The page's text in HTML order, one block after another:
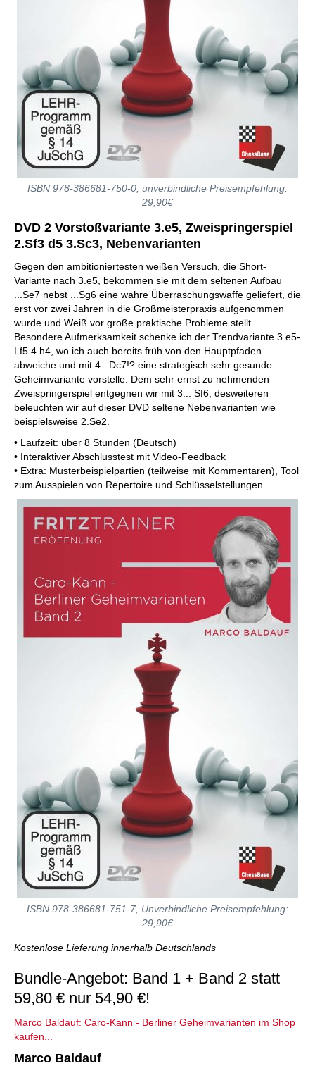
ISBN 978-386681-750-0, unverbindliche Preisempfehlung:
29,90€
DVD 2 Vorstoßvariante 3.e5, Zweispringerspiel
2.Sf3 d5 3.Sc3, Nebenvarianten
Gegen den ambitioniertesten weißen Versuch, die Short-
Variante nach 3.e5, bekommen sie mit dem seltenen Aufbau
...Se7 nebst ...Sg6 eine wahre Überraschungswaffe geliefert, die
erst vor zwei Jahren in die Großmeisterpraxis aufgenommen
wurde und Weiß vor große praktische Probleme stellt.
Besondere Aufmerksamkeit schenke ich der Trendvariante 3.e5-
Lf5 4.h4, wo ich auch bereits früh von den Hauptpfaden
abweiche und mit 4...Dc7!? eine strategisch sehr gesunde
Geheimvariante vorstelle. Dem sehr ernst zu nehmenden
Zweispringerspiel entgegnen wir mit 3... Sf6, desweiteren
beleuchten wir auf dieser DVD seltene Nebenvarianten wie
beispielsweise 2.Se2.
• Laufzeit: über 8 Stunden (Deutsch)
• Interaktiver Abschlusstest mit Video-Feedback
• Extra: Musterbeispielpartien (teilweise mit Kommentaren), Tool
zum Ausspielen von Repertoire und Schlüsselstellungen
ISBN 978-386681-751-7, Unverbindliche Preisempfehlung:
29,90€
Kostenlose Lieferung innerhalb Deutschlands
Bundle-Angebot: Band 1 + Band 2 statt
59,80 € nur 54,90 €!
Marco Baldauf: Caro-Kann - Berliner Geheimvarianten im Shop
kaufen...
Marco Baldauf